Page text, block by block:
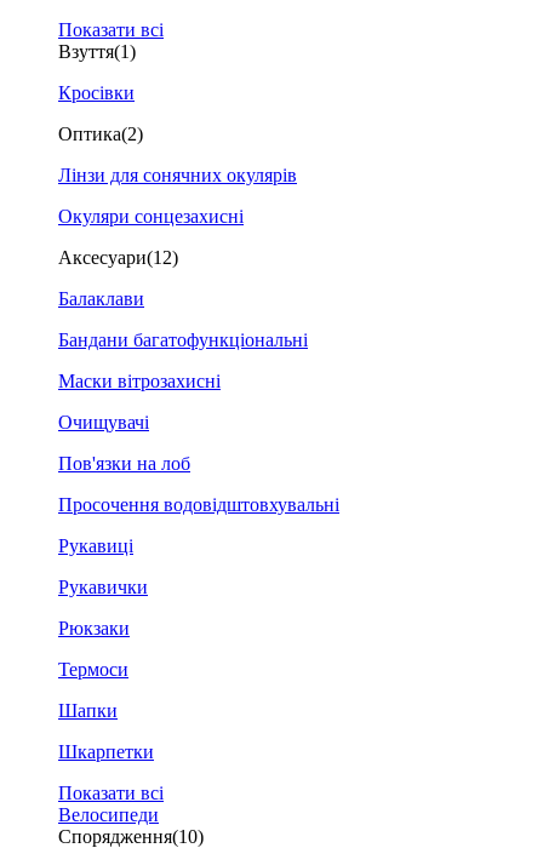
Показати всі
Взуття(1)
Кросівки
Оптика(2)
Лінзи для сонячних окулярів
Окуляри сонцезахисні
Аксесуари(12)
Балаклави
Бандани багатофункціональні
Маски вітрозахисні
Очищувачі
Пов'язки на лоб
Просочення водовідштовхувальні
Рукавиці
Рукавички
Рюкзаки
Термоси
Шапки
Шкарпетки
Показати всі
Велосипеди
Спорядження(10)